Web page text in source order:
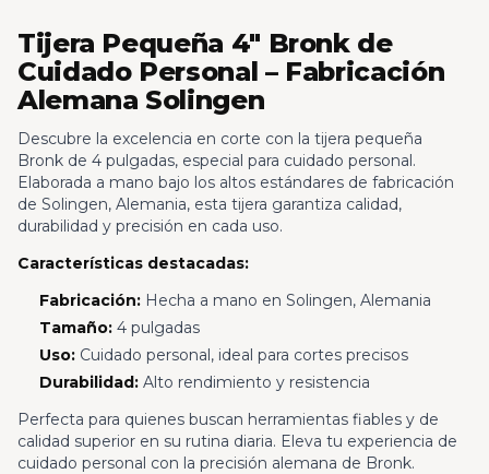
Tijera Pequeña 4" Bronk de
Cuidado Personal – Fabricación
Alemana Solingen
Descubre la excelencia en corte con la tijera pequeña
Bronk de 4 pulgadas, especial para cuidado personal.
Elaborada a mano bajo los altos estándares de fabricación
de Solingen, Alemania, esta tijera garantiza calidad,
durabilidad y precisión en cada uso.
Características destacadas:
Fabricación:Hecha a mano en Solingen, Alemania
Tamaño:4 pulgadas
Uso:Cuidado personal, ideal para cortes precisos
Durabilidad:Alto rendimiento y resistencia
Perfecta para quienes buscan herramientas fiables y de
calidad superior en su rutina diaria. Eleva tu experiencia de
cuidado personal con la precisión alemana de Bronk.